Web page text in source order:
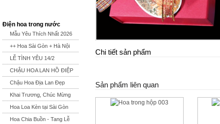
Điện hoa trong nước
Mẫu Yêu Thích Nhất 2026
++ Hoa Sài Gòn + Hà Nội
LỄ TÌNH YÊU 14/2
CHẬU HOA LAN HỒ ĐIỆP
Chậu Hoa Địa Lan Đẹp
Khai Trương, Chúc Mừng
Hoa Loa Kèn tại Sài Gòn
Hoa Chia Buồn - Tang Lễ
Chi tiết sản phẩm
Sản phẩm liên quan